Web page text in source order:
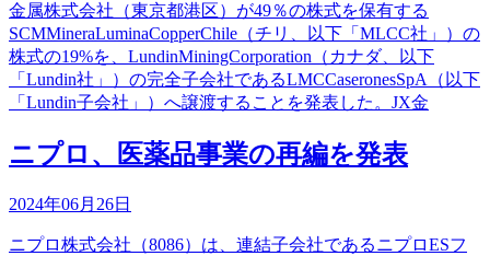
金属株式会社（東京都港区）が49％の株式を保有する
SCMMineraLuminaCopperChile（チリ、以下「MLCC社」）の
株式の19%を、LundinMiningCorporation（カナダ、以下
「Lundin社」）の完全子会社であるLMCCaseronesSpA（以下
「Lundin子会社」）へ譲渡することを発表した。JX金
ニプロ、医薬品事業の再編を発表
2024年06月26日
ニプロ株式会社（8086）は、連結子会社であるニプロESフ